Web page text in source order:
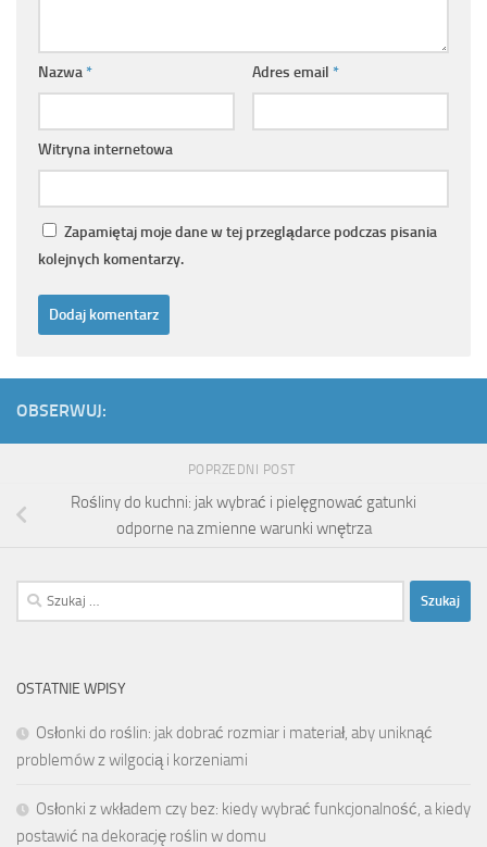
Nazwa* Adres email *
Witryna internetowa
Zapamiętaj moje dane w tej przeglądarce podczas pisania
kolejnych komentarzy.
OBSERWUJ:
POPRZEDNI POST
Rośliny do kuchni: jak wybrać i pielęgnować gatunki
odporne na zmienne warunki wnętrza
Szukaj:
OSTATNIE WPISY
Osłonki do roślin: jak dobrać rozmiar i materiał, aby uniknąć
problemów z wilgocią i korzeniami
Osłonki z wkładem czy bez: kiedy wybrać funkcjonalność, a kiedy
postawić na dekorację roślin w domu